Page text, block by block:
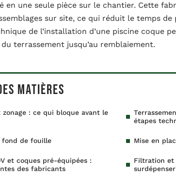
en une seule pièce sur le chantier. Cette
sur site, ce qui réduit le temps
de l’installation d’une piscine coque
terrassement jusqu’au remblaiement.
matières
zonage : ce qui bloque avant le
étapes
fond de fouille Mise en
et coques pré-équipées :
des fabricants
Filtration et
surdépenser